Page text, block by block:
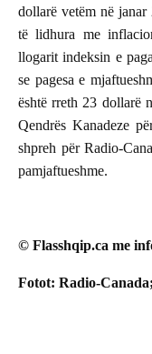
dollarë vetëm në
të lidhura me
llogarit indeksin e
se pagesa e
është rreth 23 dollarë
Qendrës Kanadeze
shpreh për Radio-
pamjaftueshme.
© Flasshqip.ca me
Fotot: Radio-